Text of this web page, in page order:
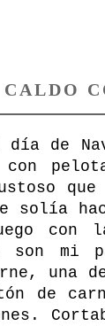
CALDO
de
solía
con
son mi
una
de